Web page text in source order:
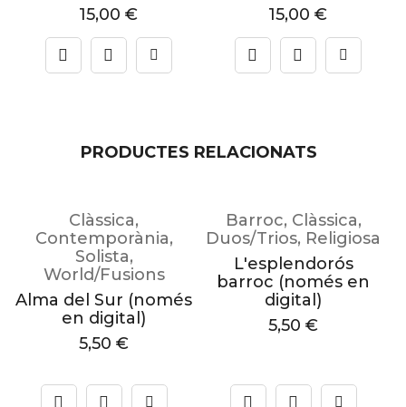
15,00 €
15,00 €
PRODUCTES RELACIONATS
Clàssica,
Contemporània,
Solista,
World/Fusions
Alma del Sur (només
en digital)
5,50 €
Barroc, Clàssica,
Duos/Trios, Religiosa
L'esplendorós
barroc (només en
digital)
5,50 €